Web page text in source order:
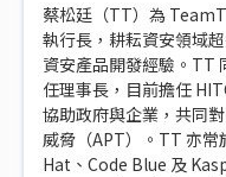
蔡松廷（TT）為
執行長，耕耘資安領域
資安產品開發經驗。TT
任理事長，目前擔任
協助政府與企業，共同
威脅（APT）。TT 亦
Hat、Code Blue 及